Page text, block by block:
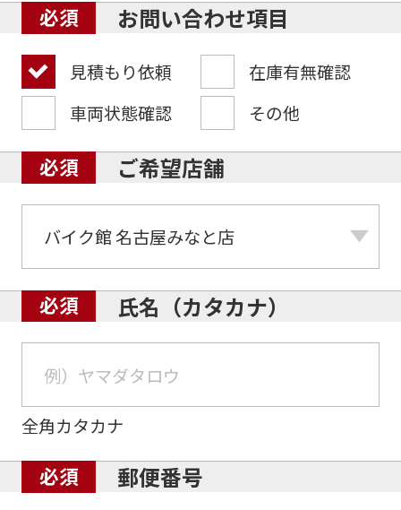
お問い合わせ項目
見積もり依頼
在庫有無確認
車両状態確認
その他
ご希望店舗
氏名（カタカナ）
全角カタカナ
郵便番号